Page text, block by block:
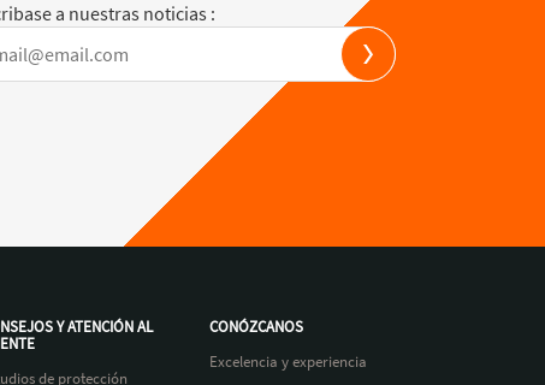
a nuestras noticias :
Y ATENCIÓN AL
de protección
CONÓZCANOS
Excelencia y experiencia